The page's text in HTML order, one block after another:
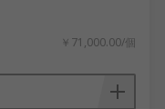
￥71,000.00/個